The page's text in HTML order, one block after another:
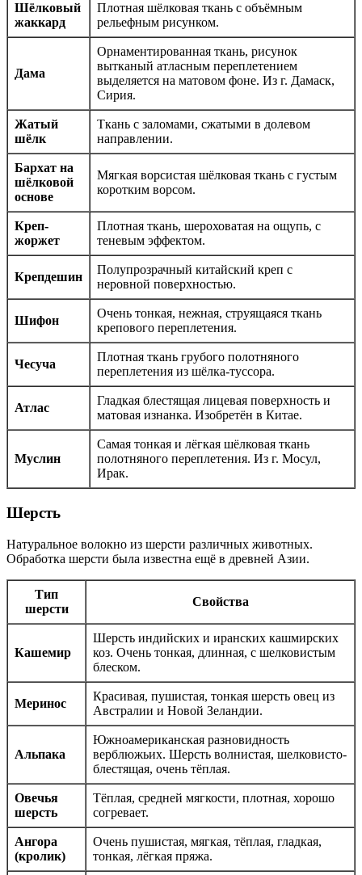
Шёлковый
жаккард
Плотная шёлковая ткань с объёмным
рельефным рисунком.
Дама
Орнаментированная ткань, рисунок
вытканый атласным переплетением
выделяется на матовом фоне. Из г. Дамаск,
Сирия.
Жатый
шёлк
Ткань с заломами, сжатыми в долевом
направлении.
Бархат на
шёлковой
основе
Мягкая ворсистая шёлковая ткань с густым
коротким ворсом.
Креп-
жоржет
Плотная ткань, шероховатая на ощупь, с
теневым эффектом.
Крепдешин
Полупрозрачный китайский креп с
неровной поверхностью.
Шифон
Очень тонкая, нежная, струящаяся ткань
крепового переплетения.
Чесуча
Плотная ткань грубого полотняного
переплетения из шёлка-туссора.
Атлас
Гладкая блестящая лицевая поверхность и
матовая изнанка. Изобретён в Китае.
Муслин
Самая тонкая и лёгкая шёлковая ткань
полотняного переплетения. Из г. Мосул,
Ирак.
Шерсть
Натуральное волокно из шерсти различных животных.
Обработка шерсти была известна ещё в древней Азии.
Тип
шерсти
Свойства
Кашемир
Шерсть индийских и иранских кашмирских
коз. Очень тонкая, длинная, с шелковистым
блеском.
Меринос
Красивая, пушистая, тонкая шерсть овец из
Австралии и Новой Зеландии.
Альпака
Южноамериканская разновидность
верблюжьих. Шерсть волнистая, шелковисто-
блестящая, очень тёплая.
Овечья
шерсть
Тёплая, средней мягкости, плотная, хорошо
согревает.
Ангора
(кролик)
Очень пушистая, мягкая, тёплая, гладкая,
тонкая, лёгкая пряжа.